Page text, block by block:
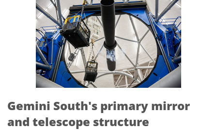
Gemini South's primary mirror
and telescope structure